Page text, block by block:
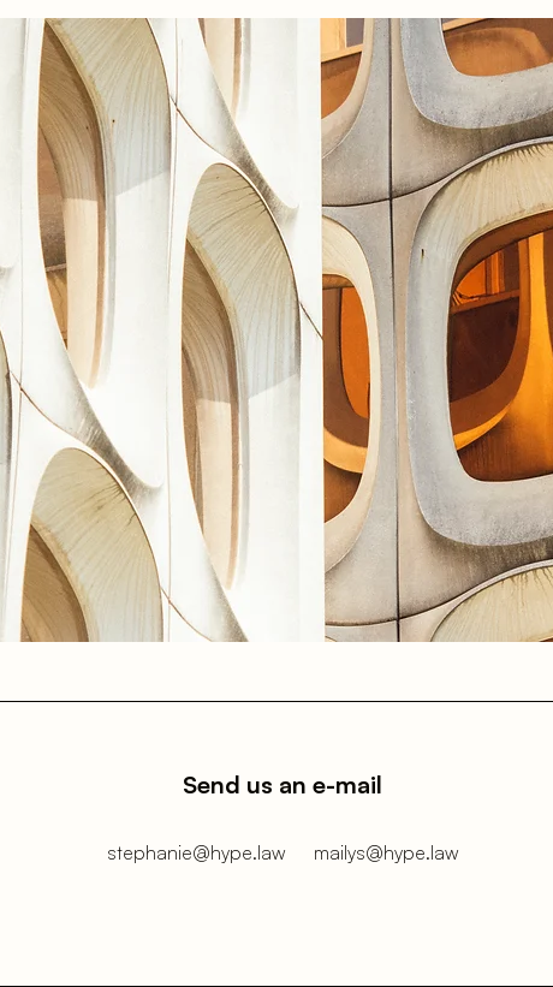
dans ce contexte.
475 EUR HTVA. Une facture vous invitant à payer vous sera
comprises dans le prix.
renseigner quant aux possibilités de subsides de la région
vos frais de participation.
Send us an e-mail
stephanie@hype.law mailys@hype.law